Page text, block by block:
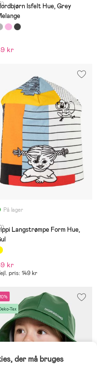
Isfelt Hue, Grey
kr
På lager
Langstrømpe Form Hue,
kr
pris: 149 kr
Tex
der må bruges